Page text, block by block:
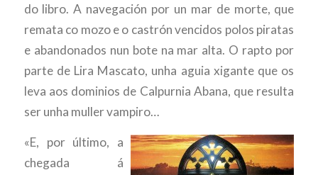
do libro. A navegación por un mar de morte, que
remata co mozo e o castrón vencidos polos piratas
e abandonados nun bote na mar alta. O rapto por
parte de Lira Mascato, unha aguia xigante que os
leva aos dominios de Calpurnia Abana, que resulta
ser unha muller vampiro…
«E, por último, a
chegada á